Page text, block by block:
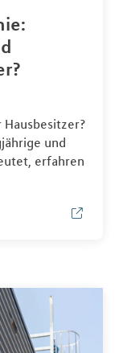
und
erfahren